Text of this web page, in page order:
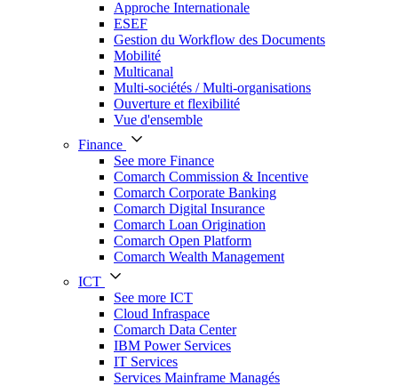
Approche Internationale
ESEF
Gestion du Workflow des Documents
Mobilité
Multicanal
Multi-sociétés / Multi-organisations
Ouverture et flexibilité
Vue d'ensemble
Finance
See more Finance
Comarch Commission & Incentive
Comarch Corporate Banking
Comarch Digital Insurance
Comarch Loan Origination
Comarch Open Platform
Comarch Wealth Management
ICT
See more ICT
Cloud Infraspace
Comarch Data Center
IBM Power Services
IT Services
Services Mainframe Managés